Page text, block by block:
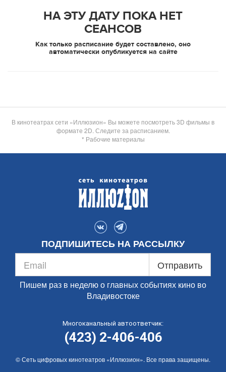
НА ЭТУ ДАТУ ПОКА НЕТ
СЕАНСОВ
Как только расписание будет составлено, оно
автоматически опубликуется на сайте
В кинотеатрах сети «Иллюзион» Вы можете посмотреть 3D фильмы в
формате 2D. Следите за расписанием.
* Рабочие материалы
ПОДПИШИТЕСЬ НА РАССЫЛКУ
Отправить
Пишем раз в неделю о главных событиях кино во
Владивостоке
Многоканальный автоответчик:
(423) 2-406-406
© Сеть цифровых кинотеатров «Иллюзион». Все права защищены.